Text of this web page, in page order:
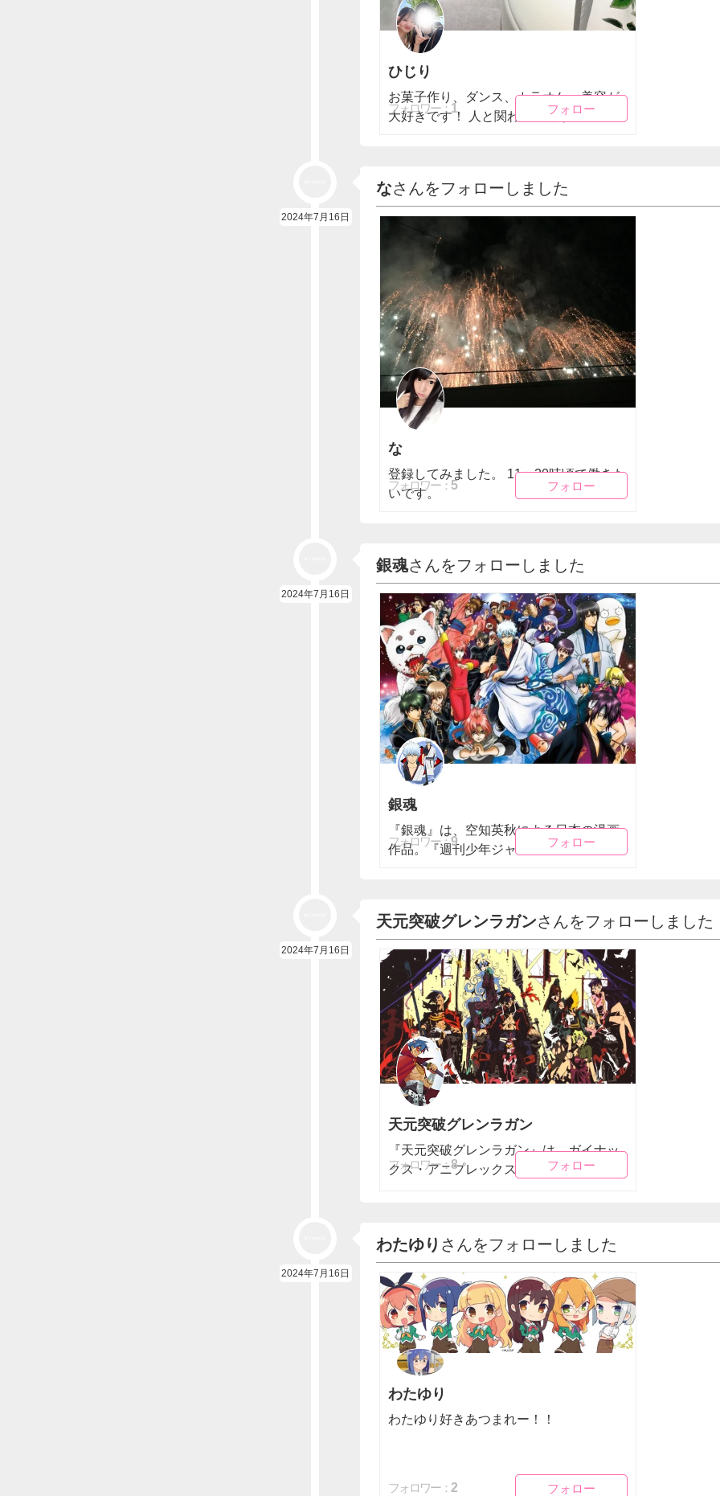
ひじり
お菓子作り、ダンス、カラオケ、美容が
大好きです！ 人と関わることが...
フォロー
フォロー
フォロワー： 1
2024年7月16日
なさんをフォローしました
な
登録してみました。 11〜20時頃で働きた
いです。
フォロー
フォロー
フォロワー： 5
2024年7月16日
銀魂さんをフォローしました
銀魂
『銀魂』は、空知英秋による日本の漫画
作品。『週刊少年ジャンプ』にて2...
フォロー
フォロー
フォロワー：9
2024年7月16日
天元突破グレンラガンさんをフォローしました
天元突破グレンラガン
『天元突破グレンラガン』は、ガイナッ
クス・アニプレックス・コナミデジ...
フォロー
フォロー
フォロワー：8
2024年7月16日
わたゆり さんをフォローしました
わたゆり
わたゆり好きあつまれー！！
フォロー
フォロー
フォロワー： 2